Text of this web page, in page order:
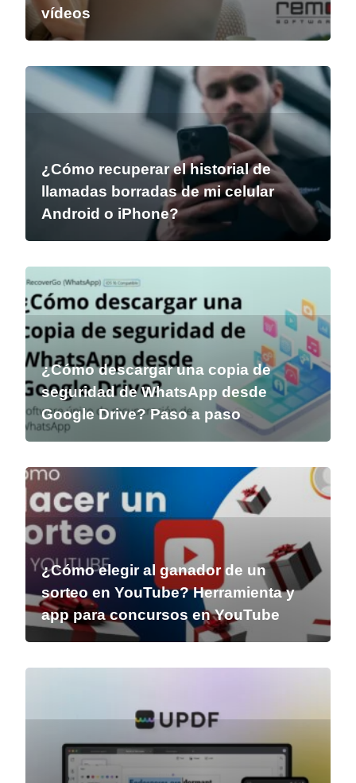
vídeos
¿Cómo recuperar el historial de
llamadas borradas de mi celular
Android o iPhone?
¿Cómo descargar una copia de
seguridad de WhatsApp desde
Google Drive? Paso a paso
¿Cómo elegir al ganador de un
sorteo en YouTube? Herramienta y
app para concursos en YouTube